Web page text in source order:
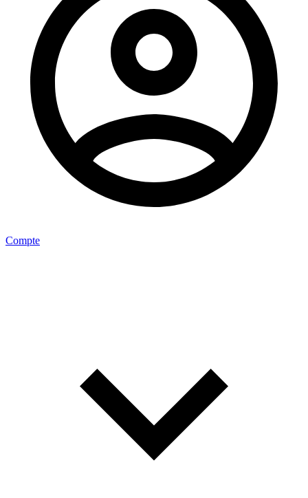
Compte